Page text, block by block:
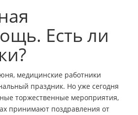
Есть ли
медицинские работники
праздник. Но уже сегодня
торжественные мероприятия,
принимают поздравления от